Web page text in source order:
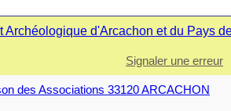
Archéologique d'Arcachon et du Pays
Signaler une erreur
des Associations 33120 ARCACHON